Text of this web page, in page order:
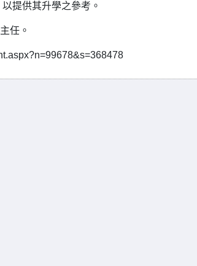
提供其升學之參考。
任。